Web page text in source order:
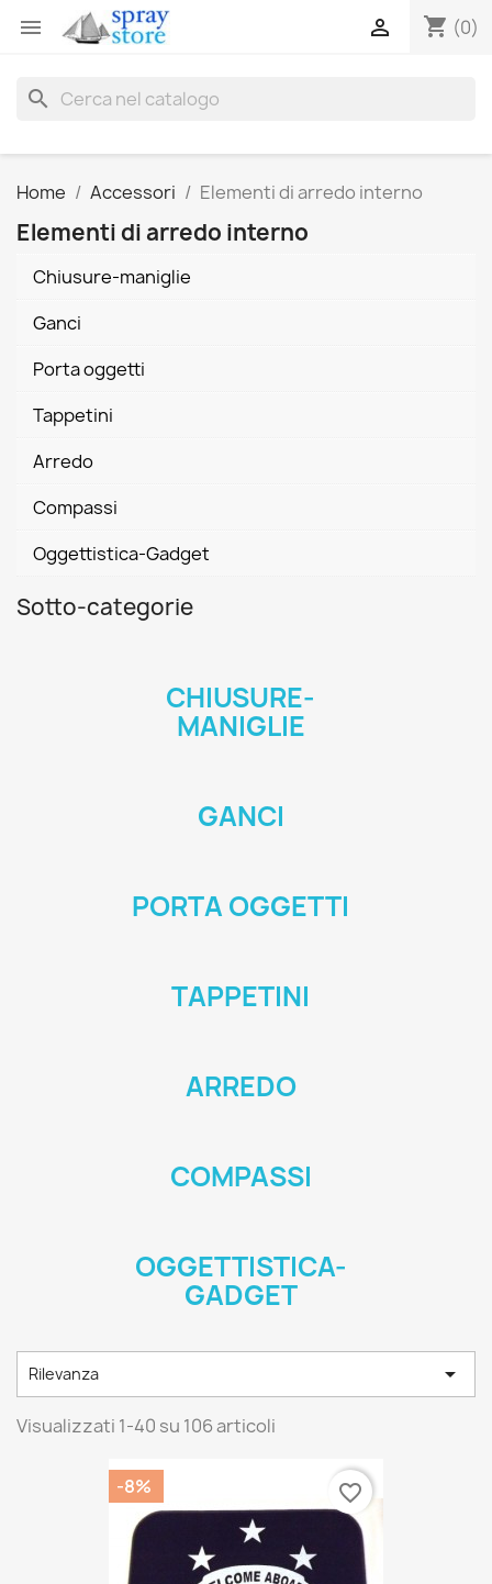
 shopping_cart (0)

search
Home Accessori Elementi di arredo interno
Elementi di arredo interno
Chiusure-maniglie
Ganci
Porta oggetti
Tappetini
Arredo
Compassi
Oggettistica-Gadget
Sotto-categorie
CHIUSURE-
MANIGLIE
GANCI
PORTA OGGETTI
TAPPETINI
ARREDO
COMPASSI
OGGETTISTICA-
GADGET
Rilevanza 
Visualizzati 1-40 su 106 articoli
-8% favorite_border